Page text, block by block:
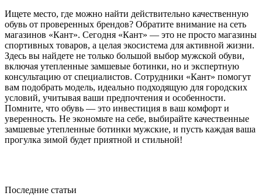
Ищете место, где можно найти действительно качественную
обувь от проверенных брендов? Обратите внимание на сеть
магазинов «Кант». Сегодня «Кант» — это не просто магазины
спортивных товаров, а целая экосистема для активной жизни.
Здесь вы найдете не только большой выбор мужской обуви,
включая утепленные замшевые ботинки, но и экспертную
консультацию от специалистов. Сотрудники «Кант» помогут
вам подобрать модель, идеально подходящую для городских
условий, учитывая ваши предпочтения и особенности.
Помните, что обувь — это инвестиция в ваш комфорт и
уверенность. Не экономьте на себе, выбирайте качественные
замшевые утепленные ботинки мужские, и пусть каждая ваша
прогулка зимой будет приятной и стильной!
Последние статьи